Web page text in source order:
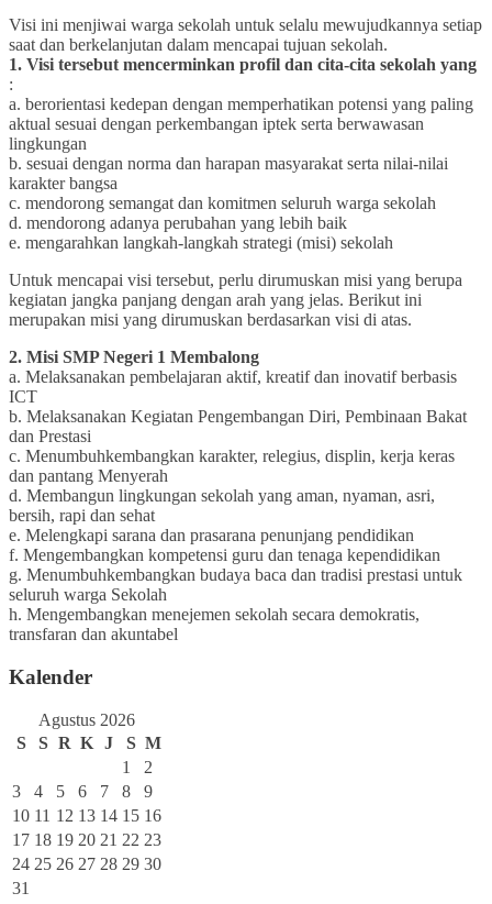
Visi ini menjiwai warga sekolah untuk selalu mewujudkannya setiap
saat dan berkelanjutan dalam mencapai tujuan sekolah.
1. Visi tersebut mencerminkan profil dan cita-cita sekolah yang
:
a. berorientasi kedepan dengan memperhatikan potensi yang paling
aktual sesuai dengan perkembangan iptek serta berwawasan
lingkungan
b. sesuai dengan norma dan harapan masyarakat serta nilai-nilai
karakter bangsa
c. mendorong semangat dan komitmen seluruh warga sekolah
d. mendorong adanya perubahan yang lebih baik
e. mengarahkan langkah-langkah strategi (misi) sekolah
Untuk mencapai visi tersebut, perlu dirumuskan misi yang berupa
kegiatan jangka panjang dengan arah yang jelas. Berikut ini
merupakan misi yang dirumuskan berdasarkan visi di atas.
2. Misi SMP Negeri 1 Membalong
a. Melaksanakan pembelajaran aktif, kreatif dan inovatif berbasis
ICT
b. Melaksanakan Kegiatan Pengembangan Diri, Pembinaan Bakat
dan Prestasi
c. Menumbuhkembangkan karakter, relegius, displin, kerja keras
dan pantang Menyerah
d. Membangun lingkungan sekolah yang aman, nyaman, asri,
bersih, rapi dan sehat
e. Melengkapi sarana dan prasarana penunjang pendidikan
f. Mengembangkan kompetensi guru dan tenaga kependidikan
g. Menumbuhkembangkan budaya baca dan tradisi prestasi untuk
seluruh warga Sekolah
h. Mengembangkan menejemen sekolah secara demokratis,
transfaran dan akuntabel
Kalender
Agustus 2026
S
S R K J S M
1
2
3
4 5 6 7 8
9
10 11 12 13 14 15 16
17 18 19 20 21 22 23
24 25 26 27 28 29 30
31